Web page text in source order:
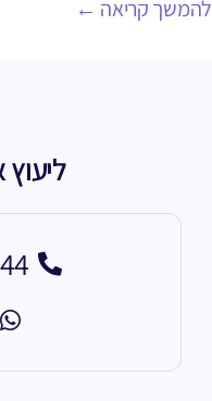
להמשך קריאה ←
ליעוץ